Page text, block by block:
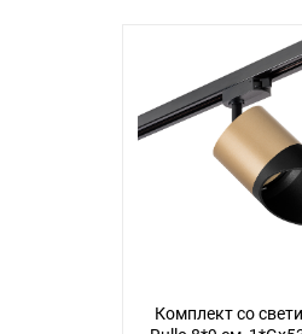
Комплект со